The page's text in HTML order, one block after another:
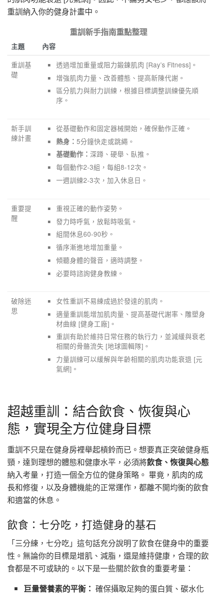
重訓納入你的健身計畫中。
重訓新手指南重點整理
主題 內容
重訓基
礎
透過增加重量或阻力鍛鍊肌肉 [Ray’s Fitness]。
增強肌肉力量、改善體態、提高新陳代謝。
區分肌力與耐力訓練，根據目標調整訓練優先順
序。
新手訓
練計畫
從基礎動作和固定器械開始，確保動作正確。
熱身：5分鐘快走或跳繩。
基礎動作： 深蹲、硬舉、臥推。
每個動作2-3組，每組8-12次。
一週訓練2-3次，加入休息日。
重要提
醒
重視正確的動作姿勢。
發力時呼氣，放鬆時吸氣。
組間休息60-90秒。
循序漸進地增加重量。
傾聽身體的聲音，適時調整。
必要時諮詢健身教練。
破除迷
思
女性重訓不易練成過於發達的肌肉。
適量重訓能增加肌肉量、提高基礎代謝率、雕塑身
材曲線 [健身工廠]。
重訓有助於維持日常任務的執行力，並減緩與衰老
相關的骨骼流失 [地球圖輯隊]。
力量訓練可以緩解與年齡相關的肌肉功能衰退 [元
氣網]。
超越重訓：結合飲食、恢復與心
態，實現全方位健身目標
重訓不只是在健身房裡舉起槓鈴而已。想要真正突破健身瓶
頸，達到理想的體態和健康水平，必須將飲食、恢復與心態
納入考量，打造一個全方位的健身策略。 畢竟，肌肉的成
長和修復，以及身體機能的正常運作，都離不開均衡的飲食
和適當的休息。
飲食：七分吃，打造健身的基石
「三分練，七分吃」這句話充分說明了飲食在健身中的重要
性。無論你的目標是增肌、減脂，還是維持健康，合理的飲
食都是不可或缺的。以下是一些關於飲食的重要考量：
巨量營養素的平衡： 確保攝取足夠的蛋白質、碳水化